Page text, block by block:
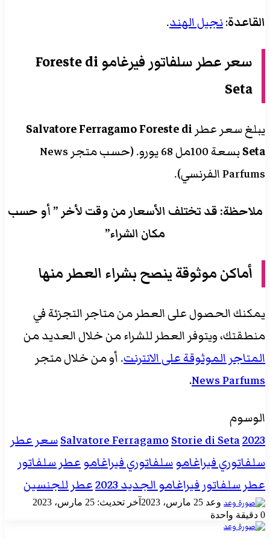
القاعدة:نجيل الهند.
سعر
عطر سلفاتور فيرغامو Foreste di
Seta
يبلغ سعر عطر Salvatore FerragamoForeste di
Seta
بسعة 100مل 68 يورو. (حسب متجر News
Parfums الفرنسي).
ملاحظة: قد تختلف الأسعار من وقت لأخر ” أو حسب
مكان الشراء”
أماكن موثوقة ينصح بشراء العطر منها
يمكنك الحصول على العطر من متاجر التجزئة في
منطقتك، ويتوفر العطر للشراء من خلال العديد من
المتاجر الموثوقة على الانترنت. أو من خلال متجر
News Parfums
.
الوسوم
2023
Salvatore FerragamoStorie di Seta
سعر عطر
سلفاتوري فيراغاموسلفاتوري فيراغاموعطر سلفاتور
عطر سلفاتور فيراغامو الجديد 2023
عطر للجنسين
وعد أرسل
25 مارس، 2023
آخر تحديث: 25 مارس، 2023
0 دقيقة واحدة